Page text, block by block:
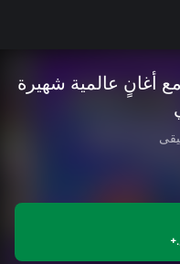
Let's Sing 2026 مع أغانٍ عالمية شهيرة